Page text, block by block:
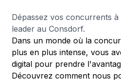
Dépassez vos concurrents
leader au Consdorf.
Dans un monde où la
plus en plus intense, vous
digital pour prendre
Découvrez comment nous